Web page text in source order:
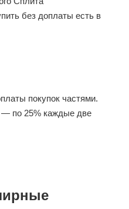
без доплаты есть в
покупок частями.
— по 25% каждые две